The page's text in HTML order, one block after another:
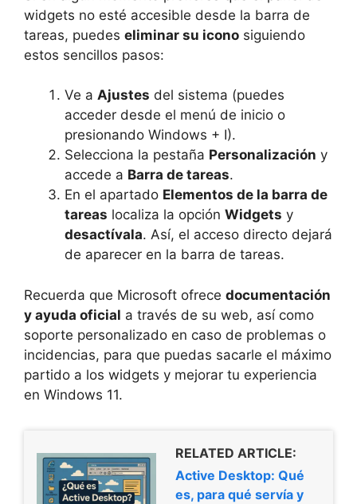
widgets no esté accesible desde la barra de
tareas, puedes eliminar su icono siguiendo
estos sencillos pasos:
Ve a Ajustes del sistema (puedes
acceder desde el menú de inicio o
presionando Windows + I).
Selecciona la pestaña Personalización y
accede a Barra de tareas.
En el apartado Elementos de la barra de
tareas localiza la opción Widgets y
desactívala. Así, el acceso directo dejará
de aparecer en la barra de tareas.
Recuerda que Microsoft ofrece documentación
y ayuda oficial a través de su web, así como
soporte personalizado en caso de problemas o
incidencias, para que puedas sacarle el máximo
partido a los widgets y mejorar tu experiencia
en Windows 11.
RELATED ARTICLE:
Active Desktop: Qué
es, para qué servía y